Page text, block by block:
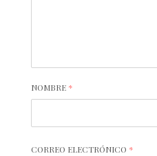
NOMBRE *
CORREO ELECTRÓNICO *